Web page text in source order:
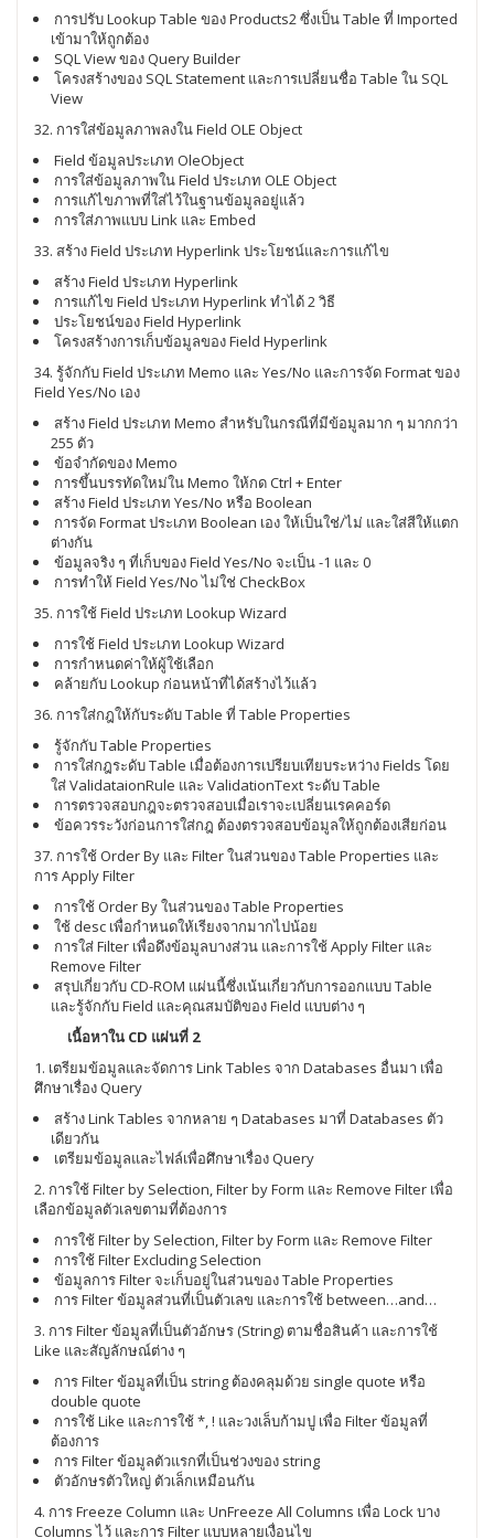
การปรับ Lookup Table ของ Products2 ซึ่งเป็น Table ที่ Imported
เข้ามาให้ถูกต้อง
SQL View ของ Query Builder
โครงสร้างของ SQL Statement และการเปลี่ยนชื่อ Table ใน SQL
View
32. การใส่ข้อมูลภาพลงใน Field OLE Object
Field ข้อมูลประเภท OleObject
การใส่ข้อมูลภาพใน Field ประเภท OLE Object
การแก้ไขภาพที่ใส่ไว้ในฐานข้อมูลอยู่แล้ว
การใส่ภาพแบบ Link และ Embed
33. สร้าง Field ประเภท Hyperlink ประโยชน์และการแก้ไข
สร้าง Field ประเภท Hyperlink
การแก้ไข Field ประเภท Hyperlink ทำได้ 2 วิธี
ประโยชน์ของ Field Hyperlink
โครงสร้างการเก็บข้อมูลของ Field Hyperlink
34. รู้จักกับ Field ประเภท Memo และ Yes/No และการจัด Format ของ
Field Yes/No เอง
สร้าง Field ประเภท Memo สำหรับในกรณีที่มีข้อมูลมาก ๆ มากกว่า
255 ตัว
ข้อจำกัดของ Memo
การขึ้นบรรทัดใหม่ใน Memo ให้กด Ctrl + Enter
สร้าง Field ประเภท Yes/No หรือ Boolean
การจัด Format ประเภท Boolean เอง ให้เป็นใช่/ไม่ และใส่สีให้แตก
ต่างกัน
ข้อมูลจริง ๆ ที่เก็บของ Field Yes/No จะเป็น -1 และ 0
การทำให้ Field Yes/No ไม่ใช่ CheckBox
35. การใช้ Field ประเภท Lookup Wizard
การใช้ Field ประเภท Lookup Wizard
การกำหนดค่าให้ผู้ใช้เลือก
คล้ายกับ Lookup ก่อนหน้าที่ได้สร้างไว้แล้ว
36. การใส่กฎให้กับระดับ Table ที่ Table Properties
รู้จักกับ Table Properties
การใส่กฎระดับ Table เมื่อต้องการเปรียบเทียบระหว่าง Fields โดย
ใส่ ValidataionRule และ ValidationText ระดับ Table
การตรวจสอบกฎจะตรวจสอบเมื่อเราจะเปลี่ยนเรคคอร์ด
ข้อควรระวังก่อนการใส่กฎ ต้องตรวจสอบข้อมูลให้ถูกต้องเสียก่อน
37. การใช้ Order By และ Filter ในส่วนของ Table Properties และ
การ Apply Filter
การใช้ Order By ในส่วนของ Table Properties
ใช้ desc เพื่อกำหนดให้เรียงจากมากไปน้อย
การใส่ Filter เพื่อดึงข้อมูลบางส่วน และการใช้ Apply Filter และ
Remove Filter
สรุปเกี่ยวกับ CD-ROM แผ่นนี้ซึ่งเน้นเกี่ยวกับการออกแบบ Table
และรู้จักกับ Field และคุณสมบัติของ Field แบบต่าง ๆ
เนื้อหาใน CD แผ่นที่ 2
1. เตรียมข้อมูลและจัดการ Link Tables จาก Databases อื่นมา เพื่อ
ศึกษาเรื่อง Query
สร้าง Link Tables จากหลาย ๆ Databases มาที่ Databases ตัว
เดียวกัน
เตรียมข้อมูลและไฟล์เพื่อศึกษาเรื่อง Query
2. การใช้ Filter by Selection, Filter by Form และ Remove Filter เพื่อ
เลือกข้อมูลตัวเลขตามที่ต้องการ
การใช้ Filter by Selection, Filter by Form และ Remove Filter
การใช้ Filter Excluding Selection
ข้อมูลการ Filter จะเก็บอยู่ในส่วนของ Table Properties
การ Filter ข้อมูลส่วนที่เป็นตัวเลข และการใช้ between…and…
3. การ Filter ข้อมูลที่เป็นตัวอักษร (String) ตามชื่อสินค้า และการใช้
Like และสัญลักษณ์ต่าง ๆ
การ Filter ข้อมูลที่เป็น string ต้องคลุมด้วย single quote หรือ
double quote
การใช้ Like และการใช้ *, ! และวงเล็บก้ามปู เพื่อ Filter ข้อมูลที่
ต้องการ
การ Filter ข้อมูลตัวแรกที่เป็นช่วงของ string
ตัวอักษรตัวใหญ่ ตัวเล็กเหมือนกัน
4. การ Freeze Column และ UnFreeze All Columns เพื่อ Lock บาง
Columns ไว้ และการ Filter แบบหลายเงื่อนไข